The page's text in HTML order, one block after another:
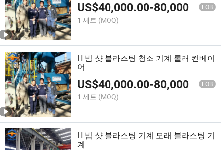
US$40,000.00-80,000.00 FOB
1 세트 (MOQ)
H 빔 샷 블라스팅 청소 기계 롤러 컨베이
어
US$40,000.00-80,000.00 FOB
1 세트 (MOQ)
H 빔 샷 블라스팅 기계 모래 블라스팅 기
계